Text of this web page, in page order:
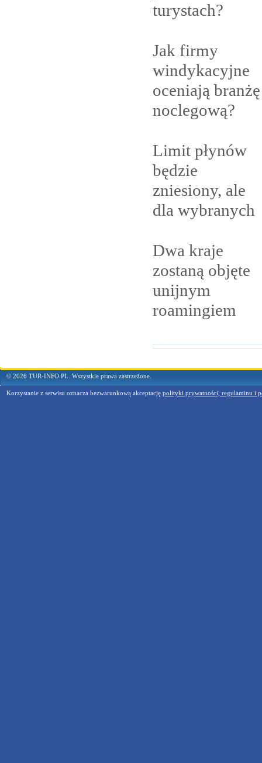
turystach?
Jak firmy
windykacyjne
oceniają branżę
noclegową?
Limit płynów
będzie
zniesiony, ale
dla wybranych
Dwa kraje
zostaną objęte
unijnym
roamingiem
© 2026 TUR-INFO.PL. Wszystkie prawa zastrzeżone.
Korzystanie z serwisu oznacza bezwarunkową akceptację polityki prywatności, regulaminu i